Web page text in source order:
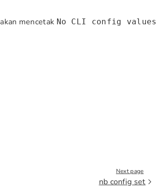
mencetak No CLI config values
Next page
nb config set